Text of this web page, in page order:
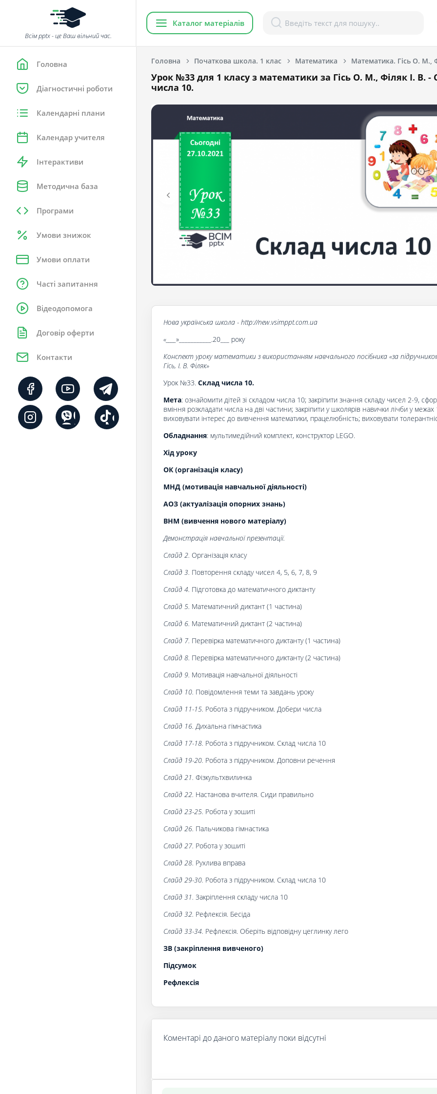
Всім pptx - це Ваш вільний час.
Головна
Діагностичні роботи
Календарні плани
Календар учителя
Інтерактиви
Методична база
Програми
Умови знижок
Умови оплати
Часті запитання
Відеодопомога
Договір оферти
Контакти
Каталог матеріалів
Головна Початкова школа. 1 клас Математика Математика. Гісь О. М.,
Урок №33 для 1 класу з математики за Гісь О. М., Філяк І. В. -
числа 10.
Нова українська школа - http://new.vsimppt.com.ua
«____ »___________.20___ року
Конспект уроку математики з використанням навчального посібника «за
Гісь, І. В. Філяк»
Урок №33. Склад числа 10.
Мета: ознайомити дітей зі складом числа 10; закріпити знання складу чисел 2-9,
вміння розкладати числа на дві частини; закріпити у школярів навички лічби у межах
виховувати інтерес до вивчення математики, працелюбність; виховувати
Обладнання: мультимедійний комплект, конструктор LEGO.
Хід уроку
ОК (організація класу)
МНД (мотивація навчальної діяльності)
АОЗ (актуалізація опорних знань)
ВНМ (вивчення нового матеріалу)
Демонстрація навчальної презентації.
Слайд 2. Організація класу
Слайд 3. Повторення складу чисел 4, 5, 6, 7, 8, 9
Слайд 4. Підготовка до математичного диктанту
Слайд 5. Математичний диктант (1 частина)
Слайд 6. Математичний диктант (2 частина)
Слайд 7. Перевірка математичного диктанту (1 частина)
Слайд 8. Перевірка математичного диктанту (2 частина)
Слайд 9. Мотивація навчальної діяльності
Слайд 10. Повідомлення теми та завдань уроку
Слайд 11-15. Робота з підручником. Добери числа
Слайд 16. Дихальна гімнастика
Слайд 17-18. Робота з підручником. Склад числа 10
Слайд 19-20. Робота з підручником. Доповни речення
Слайд 21. Фізкультхвилинка
Слайд 22. Настанова вчителя. Сиди правильно
Слайд 23-25. Робота у зошиті
Слайд 26. Пальчикова гімнастика
Слайд 27. Робота у зошиті
Слайд 28. Рухлива вправа
Слайд 29-30. Робота з підручником. Склад числа 10
Слайд 31. Закріплення складу числа 10
Слайд 32. Рефлексія. Бесіда
Слайд 33-34. Рефлексія. Оберіть відповідну цеглинку лего
ЗВ (закріплення вивченого)
Підсумок
Рефлексія
Коментарі до даного матеріалу поки відсутні